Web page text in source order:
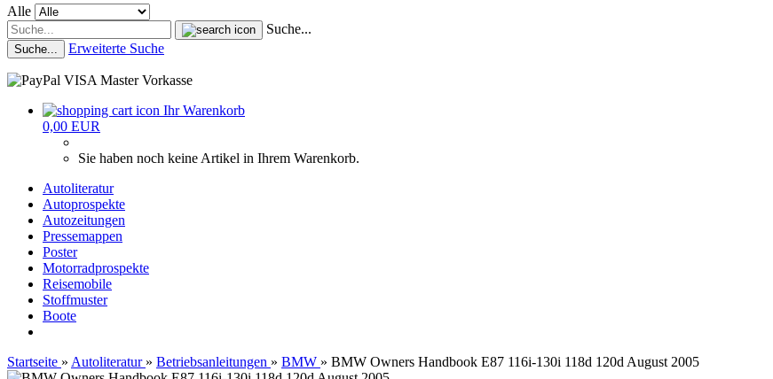
Alle
Suche...
Suche... Erweiterte Suche
Ihr Warenkorb
0,00 EUR
Sie haben noch keine Artikel in Ihrem Warenkorb.
Autoliteratur
Autoprospekte
Autozeitungen
Pressemappen
Poster
Motorradprospekte
Reisemobile
Stoffmuster
Boote
Startseite » Autoliteratur » Betriebsanleitungen » BMW » BMW Owners Handbook E87 116i-130i 118d 120d August 2005